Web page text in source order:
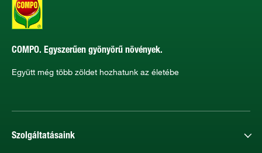
COMPO. Egyszerűen gyönyörű növények.
Együtt még több zöldet hozhatunk az életébe
Szolgáltatásaink